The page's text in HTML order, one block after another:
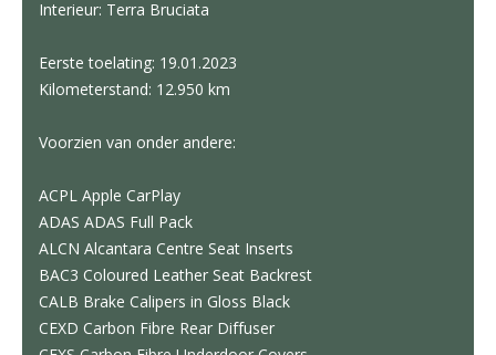
Interieur: Terra Bruciata
Eerste toelating: 19.01.2023
Kilometerstand: 12.950 km
Voorzien van onder ​andere:
ACPL Apple CarPlay
ADAS ADAS Full Pack
ALCN Alcantara Centre Seat Inserts
BAC3 Coloured Leather Seat Backrest
CALB Brake Calipers in Gloss Black
CEXD Carbon Fibre Rear Diffuser